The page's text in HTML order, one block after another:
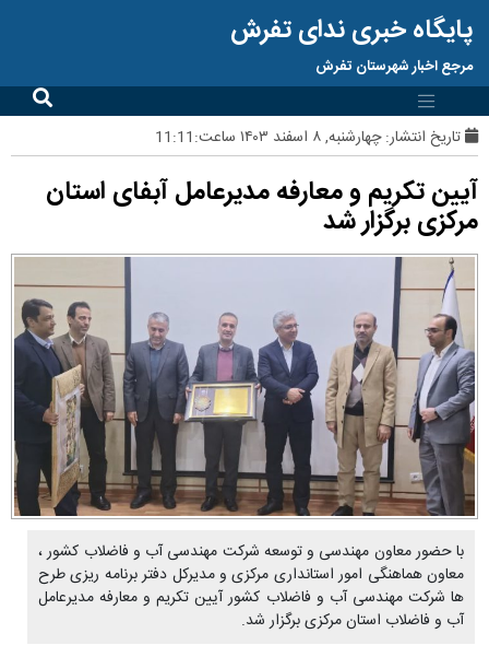
پایگاه خبری ندای تفرش
مرجع اخبار شهرستان تفرش
تاریخ انتشار:چهارشنبه, ۸ اسفند ۱۴۰۳ ساعت:11:11
آیین تکریم و معارفه مدیرعامل آبفای استان
مرکزی برگزار شد
با حضور معاون مهندسی و توسعه شرکت مهندسی آب و فاضلاب کشور ،
معاون هماهنگی امور استانداری مرکزی و مدیرکل دفتر برنامه ریزی طرح
ها شرکت مهندسی آب و فاضلاب کشور آیین تکریم و معارفه مدیرعامل
آب و فاضلاب استان مرکزی برگزار شد.